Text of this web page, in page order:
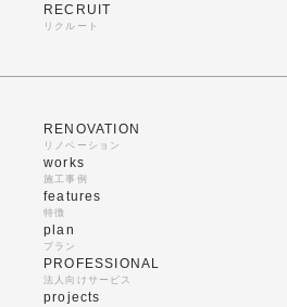
RECRUIT
リクルート
RENOVATION
リノベーション
works
施工事例
features
特徴
plan
プラン
PROFESSIONAL
法人向けサービス
projects